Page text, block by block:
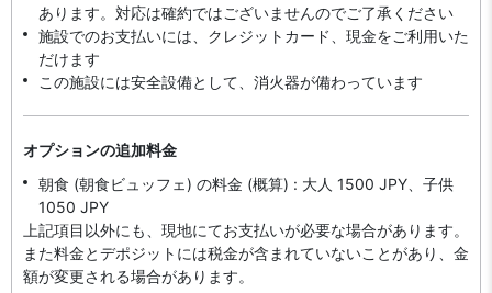
あります。対応は確約ではございませんのでご了承ください
施設でのお支払いには、クレジットカード、現金をご利用いた
だけます
この施設には安全設備として、消火器が備わっています
オプションの追加料金
朝食 (朝食ビュッフェ) の料金 (概算) : 大人 1500 JPY、子供
1050 JPY
上記項目以外にも、現地にてお支払いが必要な場合があります。
また料金とデポジットには税金が含まれていないことがあり、金
額が変更される場合があります。